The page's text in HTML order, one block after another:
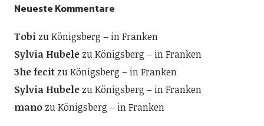
Neueste Kommentare
TobizuKönigsberg – in Franken
Sylvia HubelezuKönigsberg – in Franken
3he fecitzuKönigsberg – in Franken
Sylvia HubelezuKönigsberg – in Franken
manozuKönigsberg – in Franken